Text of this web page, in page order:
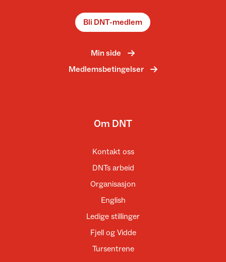
Bli DNT-medlem
Min side
Medlemsbetingelser
Om DNT
Kontakt oss
DNTs arbeid
Organisasjon
English
Ledige stillinger
Fjell og Vidde
Tursentrene